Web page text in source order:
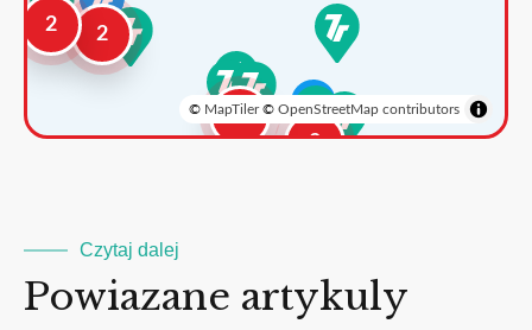
2
2
3
2
© MapTiler© OpenStreetMap contributors
Czytaj dalej
Powiazane artykuly